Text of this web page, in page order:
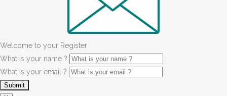
Welcome to your Register
What is your name ?
What is your email ?